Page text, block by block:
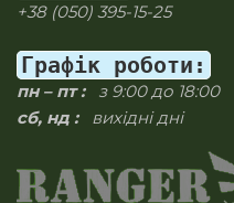
+38 (050) 395-15-25
Графік роботи:
пн – пт :з 9:00 до 18:00
сб, нд :вихідні дні